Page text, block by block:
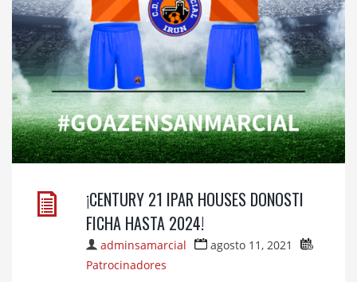
¡CENTURY 21 IPAR HOUSES DONOSTI
FICHA HASTA 2024!
adminsamarcial
agosto 11, 2021
Patrocinadores